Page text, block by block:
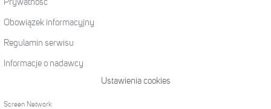
Prywatność
Obowiązek informacyjny
Regulamin serwisu
Informacje o nadawcy
Ustawienia cookies
Screen Network